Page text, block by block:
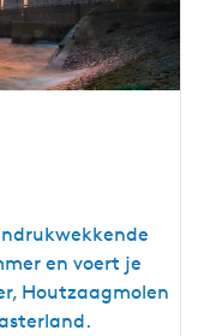
en voert je
Houtzaagmolen